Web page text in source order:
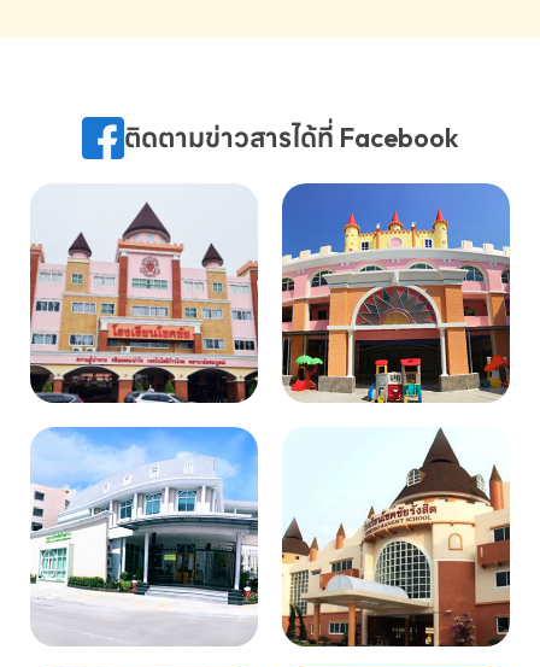
ภาษา ผ่านประสบการณ์การเรียนรู้
075-691910ติดตามข่าวสารได้ที่ Facebook